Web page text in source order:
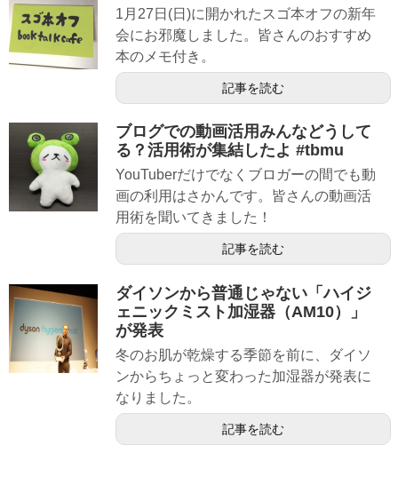
1月27日(日)に開かれたスゴ本オフの新年
会にお邪魔しました。皆さんのおすすめ
本のメモ付き。
記事を読む
ブログでの動画活用みんなどうして
る？活用術が集結したよ #tbmu
YouTuberだけでなくブロガーの間でも動
画の利用はさかんです。皆さんの動画活
用術を聞いてきました！
記事を読む
ダイソンから普通じゃない「ハイジ
ェニックミスト加湿器（AM10）」
が発表
冬のお肌が乾燥する季節を前に、ダイソ
ンからちょっと変わった加湿器が発表に
なりました。
記事を読む